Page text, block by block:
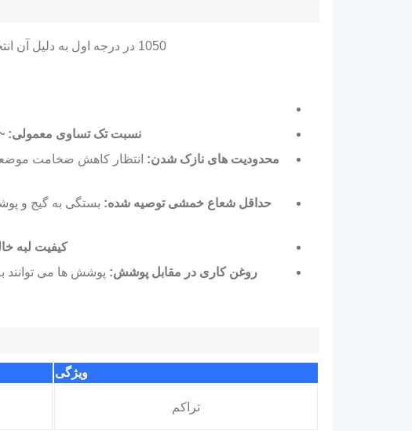
1050 در درجه اول به دلیل آن انتخاب شده است
نسبت تک تساوی معمولی: 2.2
محدودیت های نازک شدن: انتظار کاهش ضخامت
حداقل شعاع خمشی توصیه شده: بستگی به گیج و
کیفیت لبه
روغن کاری در مقابل پوشش: پوشش ها می توانند
ویژگی
تراکم